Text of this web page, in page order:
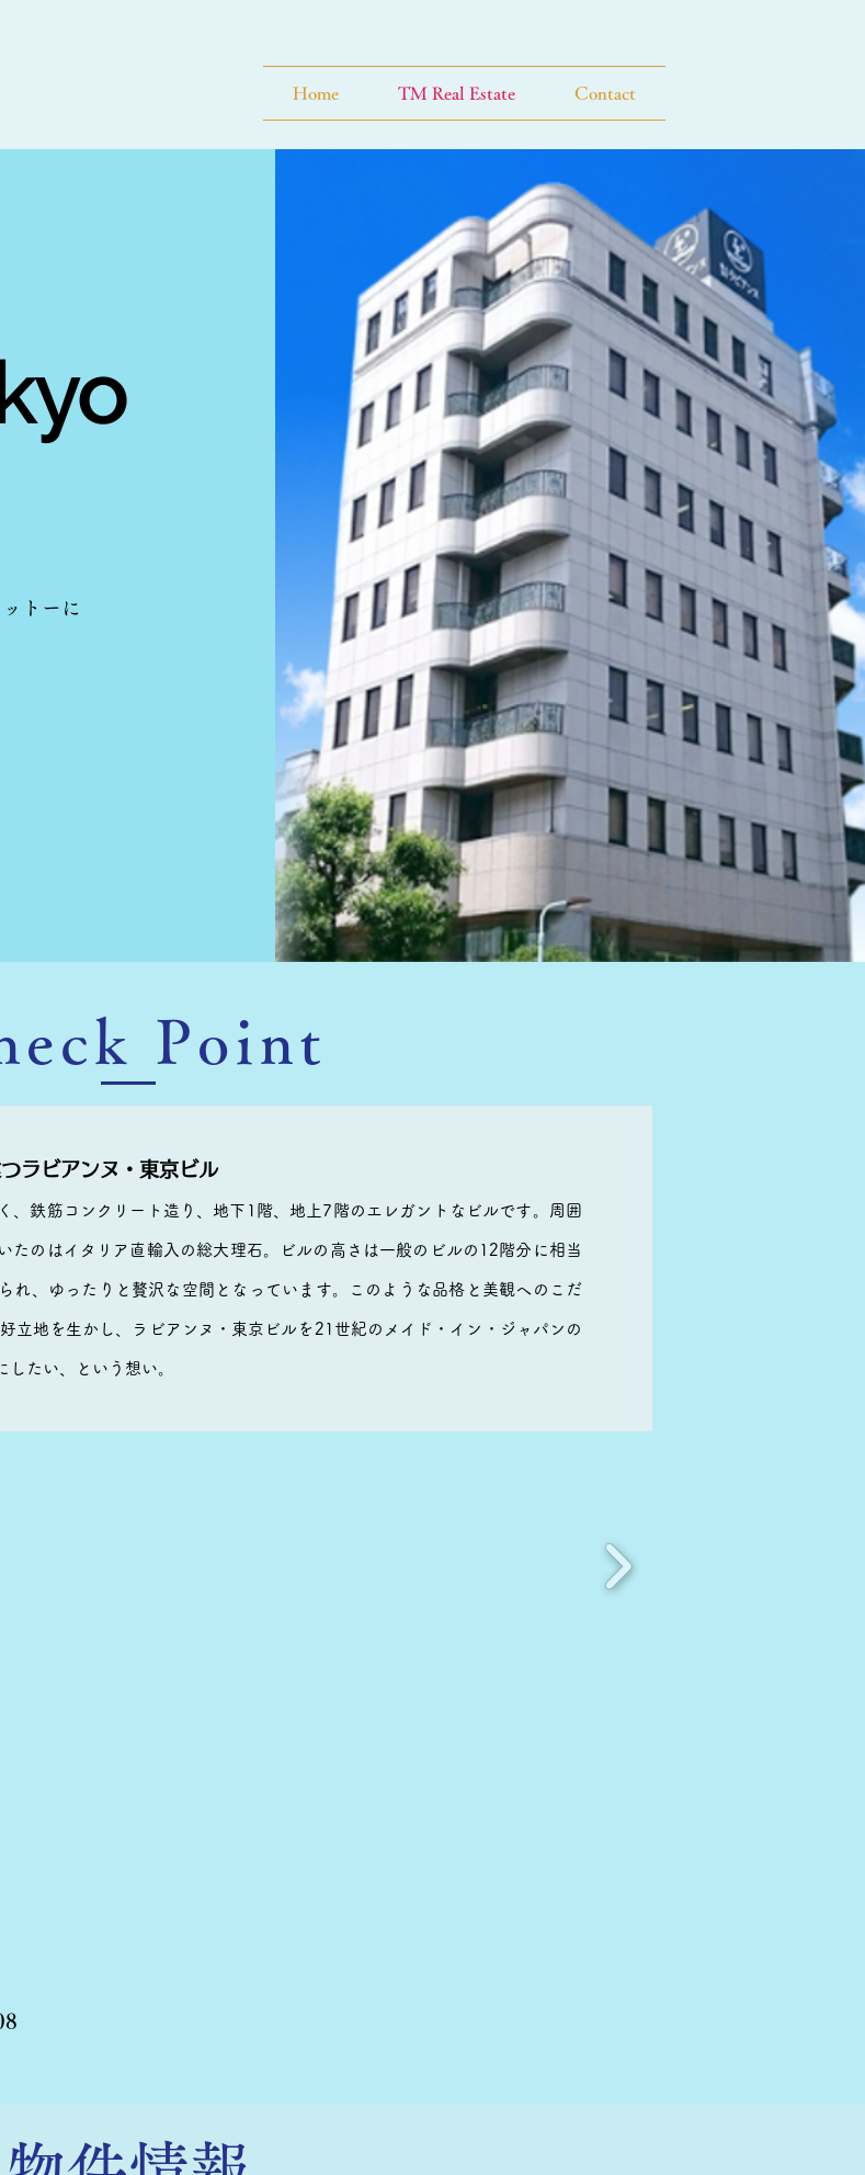
Home TM Real Estate Contact
トーに
Point
ラビアンヌ・東京ビル
、鉄筋コンクリート造り、地下1階、地上7階のエレガントなビルです。周囲
たのはイタリア直輸入の総大理石。ビルの高さは一般のビルの12階分に相当
れ、ゆったりと贅沢な空間となっています。このような品格と美観へのこだ
立地を生かし、ラビアンヌ・東京ビルを21世紀のメイド・イン・ジャパンの
たい、という想い。